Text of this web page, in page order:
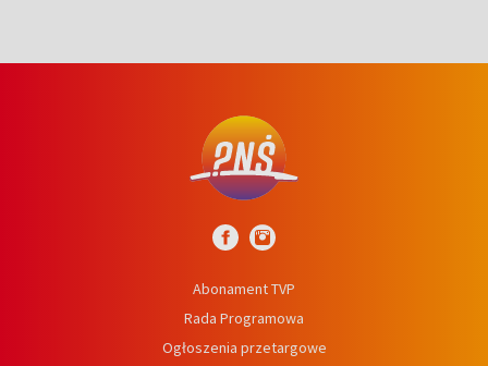
Abonament TVP
Rada Programowa
Ogłoszenia przetargowe